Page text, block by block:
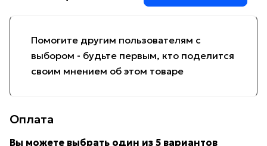
Помогите другим пользователям с
выбором - будьте первым, кто поделится
своим мнением об этом товаре
Оплата
Вы можете выбрать один из 5 вариантов